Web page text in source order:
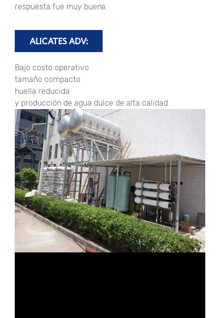
respuesta fue muy buena.
ALICATES ADV:
Bajo costo operativo
tamaño compacto
huella reducida
y producción de agua dulce de alta calidad